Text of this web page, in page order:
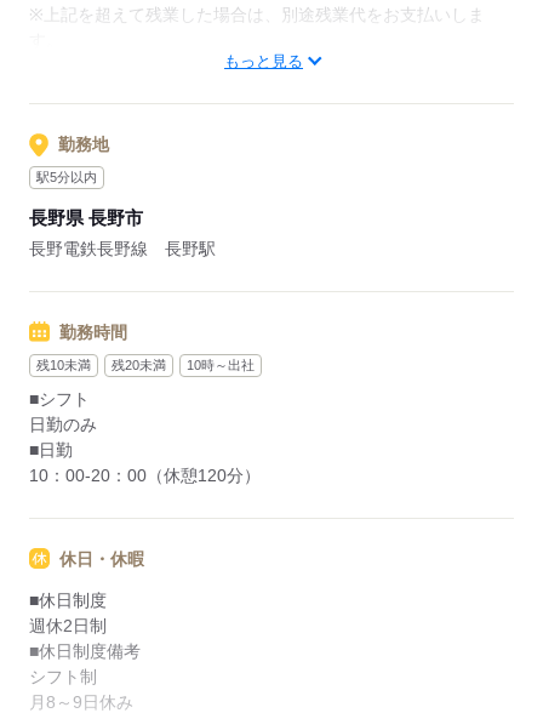
※上記を超えて残業した場合は、別途残業代をお支払いしま
営業手当：15100円
※月給には上記手当を一律含みます
もっと見る
勤務地
駅5分以内
長野県 長野市
長野電鉄長野線 長野駅
勤務時間
残10未満 残20未満 10時～出社
■シフト
日勤のみ
■日勤
10：00-20：00（休憩120分）
休日・休暇
■休日制度
週休2日制
■休日制度備考
シフト制
月8～9日休み